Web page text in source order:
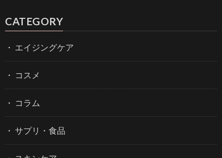
CATEGORY
エイジングケア
コスメ
コラム
サプリ・食品